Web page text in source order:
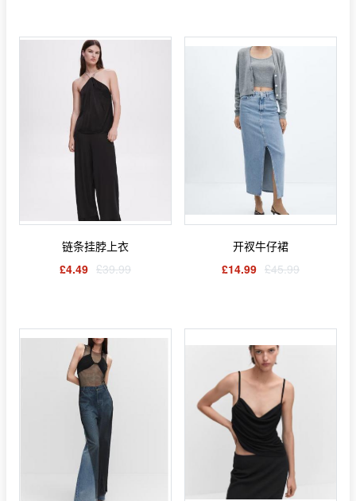
链条挂脖上衣
£4.49 £39.99
开衩牛仔裙
£14.99 £45.99